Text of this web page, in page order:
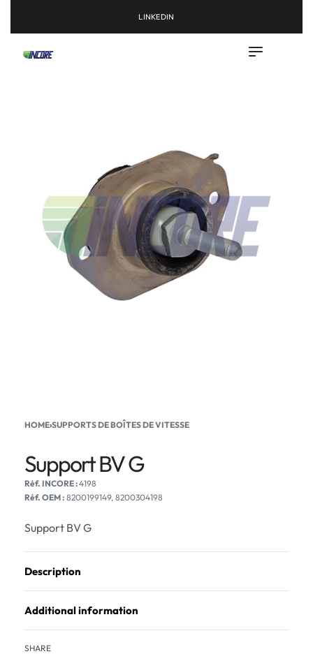
LINKEDIN
HOME›SUPPORTS DE BOÎTES DE VITESSE
Support BV G
4198
Réf. OEM : 8200199149, 8200304198
Support BV G
Description
Additional information
SHARE